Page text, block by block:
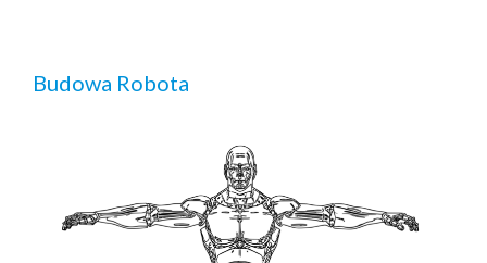
Budowa Robota